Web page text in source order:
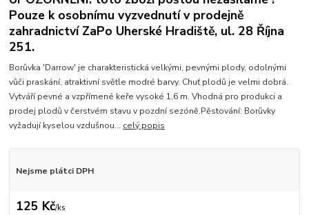
Pouze k osobnímu vyzvednutí v prodejně
zahradnictví ZaPo Uherské Hradiště, ul. 28 Října
251.
Borůvka 'Darrow' je charakteristická velkými, pevnými plody, odolnými
vůči praskání, atraktivní světle modré barvy. Chuť plodů je velmi dobrá.
Vytváří pevné a vzpřímené keře vysoké 1,6 m. Vhodná pro produkci a
prodej plodů v čerstvém stavu v pozdní sezóně.Pěstování: Borůvky
vyžadují kyselou vzdušnou... celý popis
Nejsme plátci DPH
125 Kč/ks